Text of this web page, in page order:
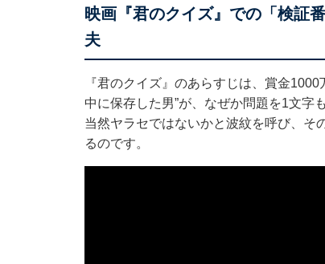
映画『君のクイズ』での「検証
夫
『君のクイズ』のあらすじは、賞金
中に保存した男”が、なぜか問題を1文字
当然ヤラセではないかと波紋を呼び、そ
るのです。